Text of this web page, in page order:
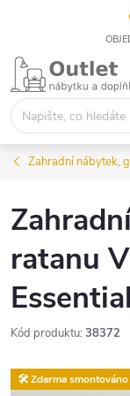
Přejít
obsah
Zahradní nábytek,
ratanu
Kód produktu: 38372
🛠️ Zdarma smontováno